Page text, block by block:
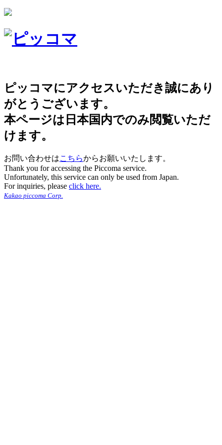
ピッコマにアクセスいただき誠にあり
がとうございます。
本ページは日本国内でのみ閲覧いただ
けます。
お問い合わせはこちらからお願いいたします。
Thank you for accessing the Piccoma service.
Unfortunately, this service can only be used from Japan.
For inquiries, please click here.
Kakao piccoma Corp.